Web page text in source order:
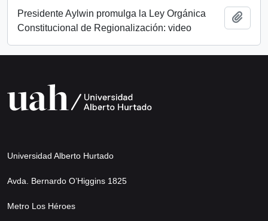
Presidente Aylwin promulga la Ley Orgánica
Constitucional de Regionalización: video
Universidad Alberto Hurtado
Avda. Bernardo O’Higgins 1825
Metro Los Héroes